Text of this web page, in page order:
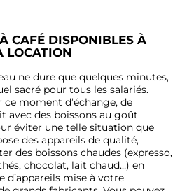
CAFÉ DISPONIBLES À
LOCATION
ne dure que quelques minutes,
sacré pour tous les salariés.
moment d’échange, de
avec des boissons au goût
éviter une telle situation que
des appareils de qualité,
des boissons chaudes (expresso,
chocolat, lait chaud…) en
d’appareils mise à votre